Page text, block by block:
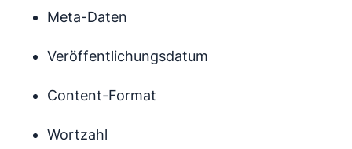
Meta-Daten
Veröffentlichungsdatum
Content-Format
Wortzahl